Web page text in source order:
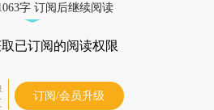
字 订阅后继续阅读
取已订阅的阅读权限
订阅/会员升级